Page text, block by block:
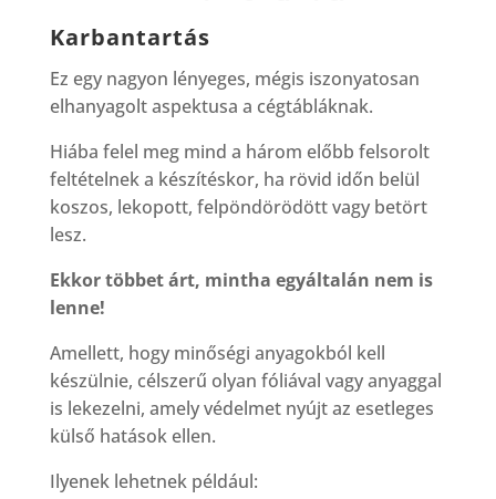
Karbantartás
Ez egy nagyon lényeges, mégis iszonyatosan
elhanyagolt aspektusa a cégtábláknak.
Hiába felel meg mind a három előbb felsorolt
feltételnek a készítéskor, ha rövid időn belül
koszos, lekopott, felpöndörödött vagy betört
lesz.
Ekkor többet árt, mintha egyáltalán nem is
lenne!
Amellett, hogy minőségi anyagokból kell
készülnie, célszerű olyan fóliával vagy anyaggal
is lekezelni, amely védelmet nyújt az esetleges
külső hatások ellen.
Ilyenek lehetnek például: